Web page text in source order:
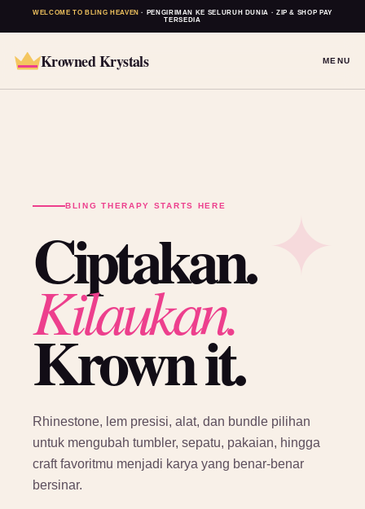
WELCOME TO BLING HEAVEN · PENGIRIMAN KE SELURUH DUNIA · ZIP & SHOP PAY
TERSEDIA
Krowned Krystals MENU
BLING THERAPY STARTS HERE
Ciptakan.
Kilaukan.
Krown it.
Rhinestone, lem presisi, alat, dan bundle pilihan
untuk mengubah tumbler, sepatu, pakaian, hingga
craft favoritmu menjadi karya yang benar-benar
bersinar.